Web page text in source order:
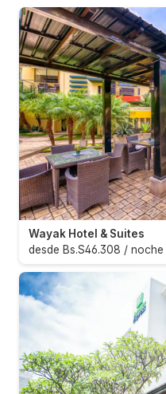
Wayak Hotel & Suites
desde Bs.S46.308 / noche